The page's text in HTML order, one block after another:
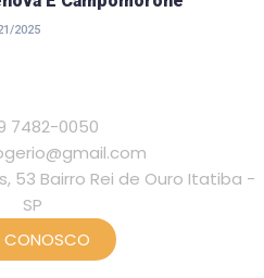
7482-0050
53 Bairro Rei de Ouro Itatiba -
SP
CONOSCO